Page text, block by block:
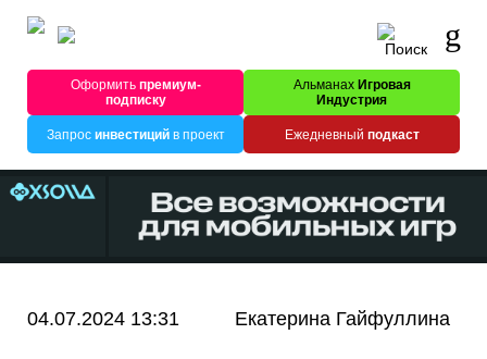
Оформитьпремиум-
подписку
Альманах Игровая
Индустрия
Запрос инвестицийв проект Ежедневный подкаст
04.07.2024 13:31 Екатерина Гайфуллина